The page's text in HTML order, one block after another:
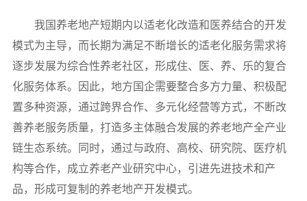
我国养老地产短期内以适老化改造和医养结合的开发
模式为主导，而长期为满足不断增长的适老化服务需求将
逐步发展为综合性养老社区，形成住、医、养、乐的复合
化服务体系。因此，地方国企需要整合多方力量、积极配
置多种资源，通过跨界合作、多元化经营等方式，不断改
善养老服务质量，打造多主体融合发展的养老地产全产业
链生态系统。同时，通过与政府、高校、研究院、医疗机
构等合作，成立养老产业研究中心，引进先进技术和产
品，形成可复制的养老地产开发模式。